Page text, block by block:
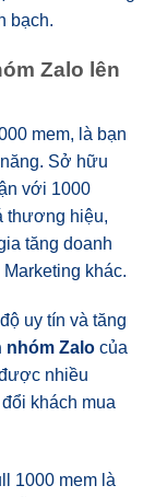
bạch.
Zalo lên
mem, là bạn
Sở hữu
với 1000
thương hiệu,
tăng doanh
khác.
uy tín và tăng
nhóm Zalo của
nhiều
khách mua
1000 mem là